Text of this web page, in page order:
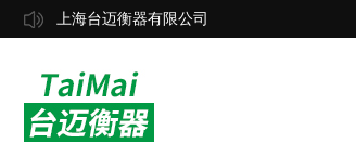
上海台迈衡器有限公司